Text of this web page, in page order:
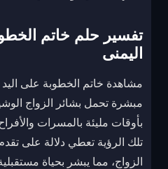
تفسير حلم خاتم
اليمنى
مشاهدة خاتم الخطوبة على
مبشرة تحمل بشائر الزواج
بأوقات مليئة بالمسرات
تلك الرؤية تعطي دلالة على
الزواج، مما يبشر بحياة